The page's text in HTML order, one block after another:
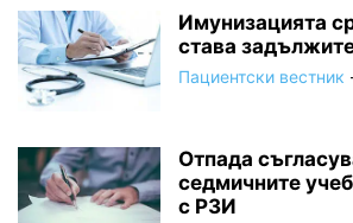
Имунизацията
става
Пациентски вестник
Отпада
седмичните
с РЗИ